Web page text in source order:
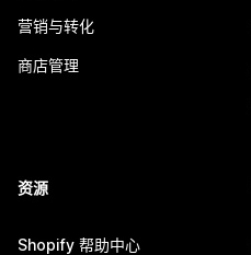
营销与转化
商店管理
资源
Shopify 帮助中心